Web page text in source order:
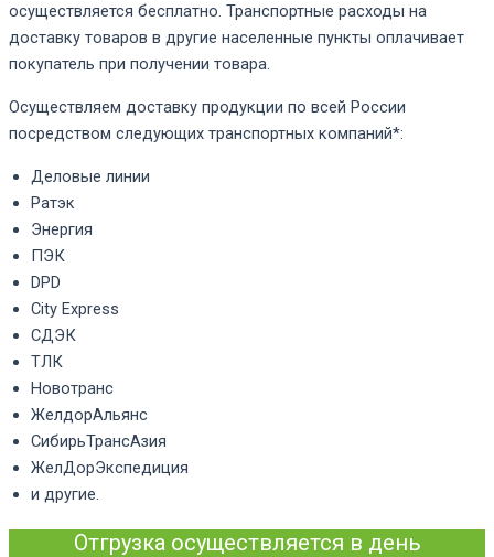
осуществляется бесплатно. Транспортные расходы на
доставку товаров в другие населенные пункты оплачивает
покупатель при получении товара.
Осуществляем доставку продукции по всей России
посредством следующих транспортных компаний*:
Деловые линии
Ратэк
Энергия
ПЭК
DPD
City Express
СДЭК
ТЛК
Новотранс
ЖелдорАльянс
СибирьТрансАзия
ЖелДорЭкспедиция
и другие.
Отгрузка осуществляется в день